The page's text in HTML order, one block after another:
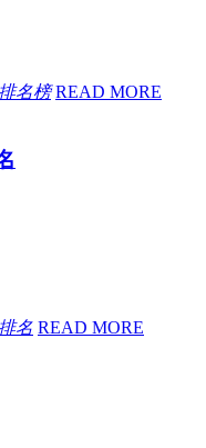
名榜 READ MORE
名 READ MORE